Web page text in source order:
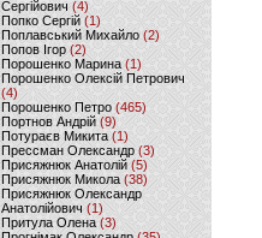
Сергійович(4)
Попко Сергій (1)
Поплавський Михайло (2)
Попов Ігор(2)
Порошенко Марина (1)
Порошенко Олексій Петрович
(4)
Порошенко Петро (465)
Портнов Андрій (9)
Потураєв Микита(1)
Прессман Олександр(3)
Присяжнюк Анатолій (5)
Присяжнюк Микола (38)
Присяжнюк Олександр
Анатолійович (1)
Притула Олена (3)